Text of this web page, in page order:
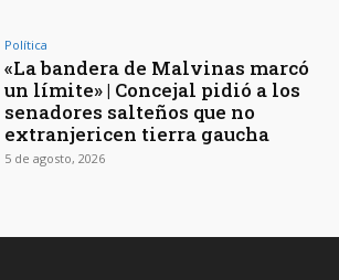
Política
«La bandera de Malvinas marcó
un límite» | Concejal pidió a los
senadores salteños que no
extranjericen tierra gaucha
5 de agosto, 2026